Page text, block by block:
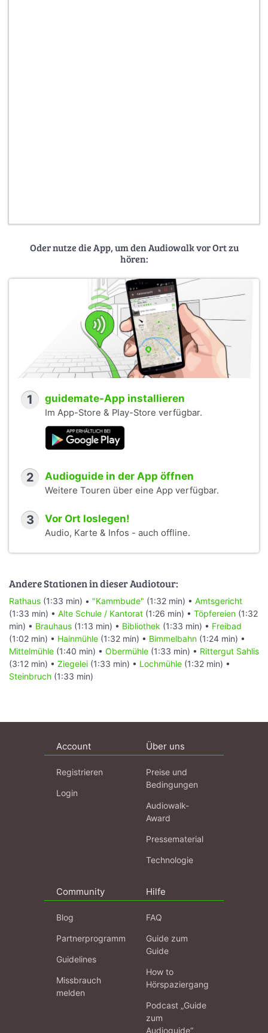
Oder nutze die App, um den Audiowalk vor Ort zu
hören:
1 guidemate-App installieren
Im App-Store & Play-Store verfügbar.
2 Audioguide in der App öffnen
Weitere Touren über eine App verfügbar.
3 Vor Ort loslegen!
Audio, Karte & Infos - auch offline.
Andere Stationen in dieser Audiotour:
Rathaus (1:33 min) • "Kammbude" (1:32 min) • Amtsgericht
(1:33 min) • Alte Schule / Kantorat (1:26 min) • Töpfereien (1:32
min) • Brauhaus (1:13 min) • Bibliothek (1:33 min) • Freibad
(1:02 min) • Hainmühle (1:32 min) • Bimmelbahn (1:24 min) •
Mittelmühle (1:40 min) • Obermühle (1:33 min) • Rittergut Sahlis
(3:12 min) • Ziegelei (1:33 min) • Lochmühle (1:32 min) •
Steinbruch (1:33 min)
Account
Registrieren
Login
Über uns
Preise und
Bedingungen
Audiowalk-
Award
Pressematerial
Technologie
Community
Blog
Partnerprogramm
Guidelines
Missbrauch
melden
Hilfe
FAQ
Guide zum
Guide
How to
Hörspaziergang
Podcast „Guide
zum
Audioguide“